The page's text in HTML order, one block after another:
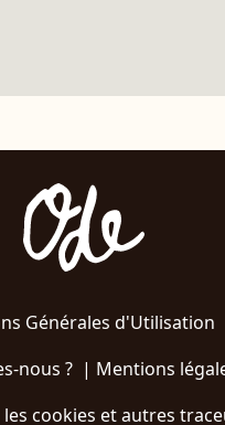
Générales d'Utilisation
nous ?| Mentions
cookies et autres